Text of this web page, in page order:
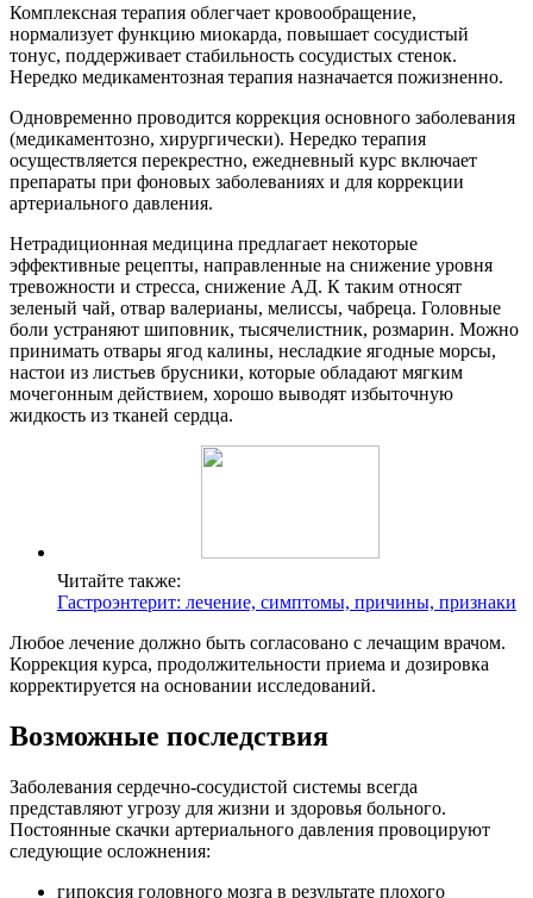
Комплексная терапия облегчает кровообращение,
нормализует функцию миокарда, повышает сосудистый
тонус, поддерживает стабильность сосудистых стенок.
Нередко медикаментозная терапия назначается пожизненно.
Одновременно проводится коррекция основного заболевания
(медикаментозно, хирургически). Нередко терапия
осуществляется перекрестно, ежедневный курс включает
препараты при фоновых заболеваниях и для коррекции
артериального давления.
Нетрадиционная медицина предлагает некоторые
эффективные рецепты, направленные на снижение уровня
тревожности и стресса, снижение АД. К таким относят
зеленый чай, отвар валерианы, мелиссы, чабреца. Головные
боли устраняют шиповник, тысячелистник, розмарин. Можно
принимать отвары ягод калины, несладкие ягодные морсы,
настои из листьев брусники, которые обладают мягким
мочегонным действием, хорошо выводят избыточную
жидкость из тканей сердца.
Читайте также:
Гастроэнтерит: лечение, симптомы, причины, признаки
Любое лечение должно быть согласовано с лечащим врачом.
Коррекция курса, продолжительности приема и дозировка
корректируется на основании исследований.
Возможные последствия
Заболевания сердечно-сосудистой системы всегда
представляют угрозу для жизни и здоровья больного.
Постоянные скачки артериального давления провоцируют
следующие осложнения:
гипоксия головного мозга в результате плохого